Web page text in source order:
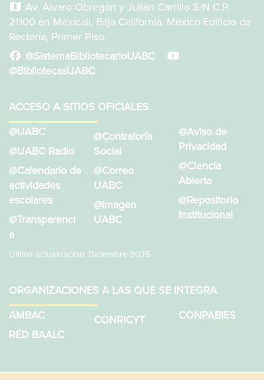
Av. Álvaro Obregón y Julián Carrillo S/N C.P.
21100 en Mexicali, Baja California, México Edificio de
Rectoría, Primer Piso.
@SistemaBibliotecarioUABC
@BibliotecasUABC
ACCESO A SITIOS OFICIALES
@UABC
@UABC Radio
@Calendario de
actividades
escolares
@Transparenci
a
@Contraloría
Social
@Correo
UABC
@Imagen
UABC
@Aviso de
Privacidad
@Ciencia
Abierta
@Repositorio
Institucional
Última actualización: Diciembre 2025
ORGANIZACIONES A LAS QUE SE INTEGRA
AMBAC
RED BAALC
CONRICYT CONPABIES